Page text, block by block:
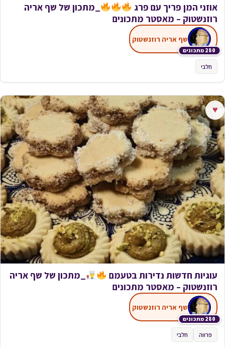
אוזני המן פריך עם פרג
_מתכון של שף אריה
רוזנשטוק – מאסטר מתכונים
280 מתכונים
שף אריה רוזנשטוק
חלבי
♥
עוגיות חדשות נדירות בטעמם
_מתכון של שף אריה
רוזנשטוק – מאסטר מתכונים
280 מתכונים
שף אריה רוזנשטוק
פרווה חלבי